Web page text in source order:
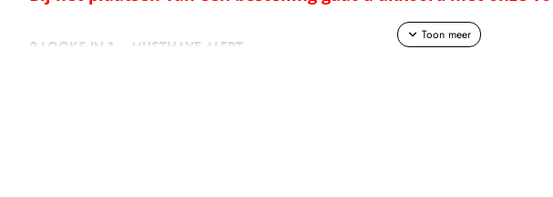
2 LOOKS IN 1 – MUSTHAVE ALERT